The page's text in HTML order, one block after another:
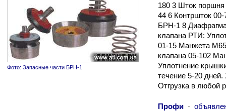
Фото: Запасные части БРН-1
180 3 Шток поршня
44 6 Контршток
БРН-1 8
клапана РТИ:
01-15 Манжета
клапана 05-102
Уплотнение
течение 5-20
Отгрузка в любой
Профи -